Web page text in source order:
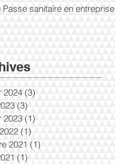
Passe sanitaire en entreprise
2024 (3)
(3)
2023 (1)
(1)
2021 (1)
(1)